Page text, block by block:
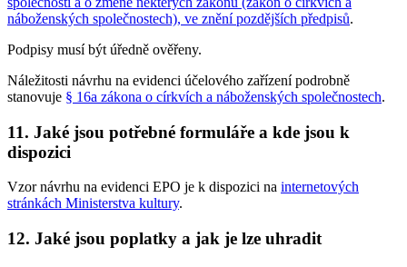
náboženských společnostech), ve znění pozdějších předpisů.
Podpisy musí být úředně ověřeny.
Náležitosti návrhu na evidenci účelového zařízení podrobně
stanovuje § 16a zákona o církvích a náboženských společnostech.
11. Jaké jsou potřebné formuláře a kde jsou k
dispozici
Vzor návrhu na evidenci EPO je k dispozici na internetových
stránkách Ministerstva kultury.
12. Jaké jsou poplatky a jak je lze uhradit